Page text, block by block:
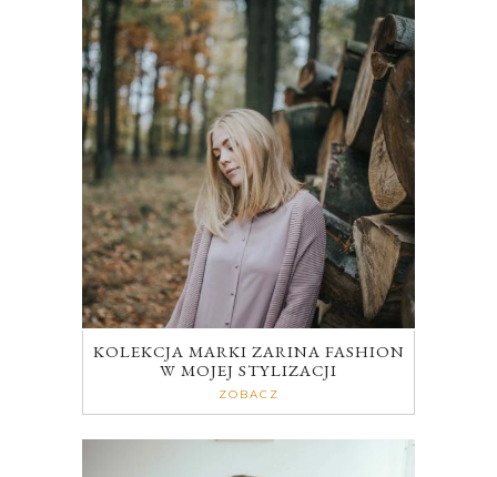
KOLEKCJA MARKI ZARINA FASHION
W MOJEJ STYLIZACJI
ZOBACZ